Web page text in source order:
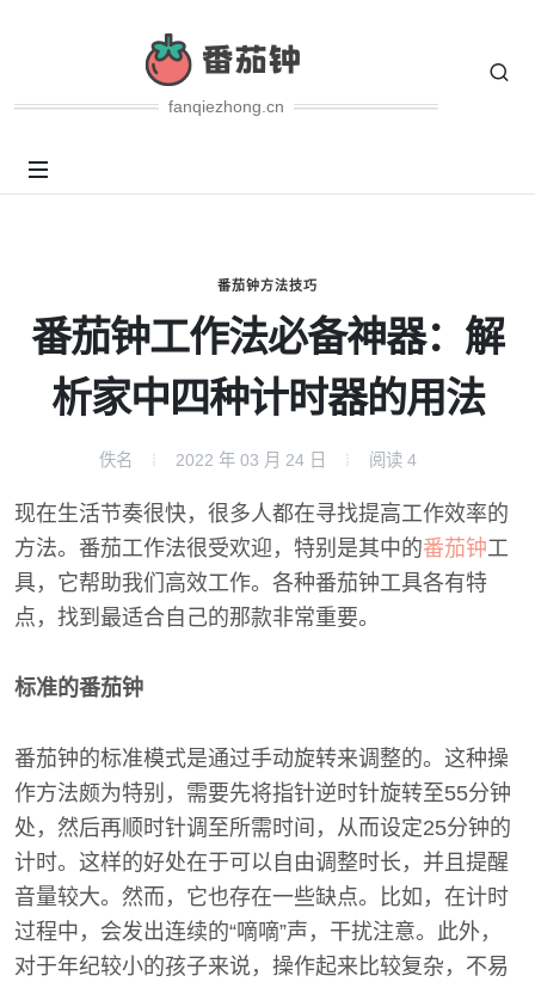
fanqiezhong.cn
番茄钟方法技巧
番茄钟工作法必备神器：解
析家中四种计时器的用法
佚名 2022 年 03 月 24 日 阅读 4
现在生活节奏很快，很多人都在寻找提高工作效率的
方法。番茄工作法很受欢迎，特别是其中的番茄钟工
具，它帮助我们高效工作。各种番茄钟工具各有特
点，找到最适合自己的那款非常重要。
标准的番茄钟
番茄钟的标准模式是通过手动旋转来调整的。这种操
作方法颇为特别，需要先将指针逆时针旋转至55分钟
处，然后再顺时针调至所需时间，从而设定25分钟的
计时。这样的好处在于可以自由调整时长，并且提醒
音量较大。然而，它也存在一些缺点。比如，在计时
过程中，会发出连续的“嘀嘀”声，干扰注意。此外，
对于年纪较小的孩子来说，操作起来比较复杂，不易